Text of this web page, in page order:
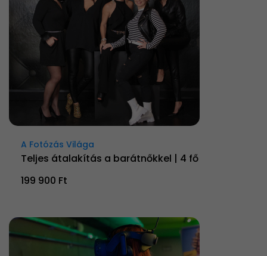
A Fotózás Világa
Teljes átalakítás a barátnőkkel | 4 fő
199 900 Ft